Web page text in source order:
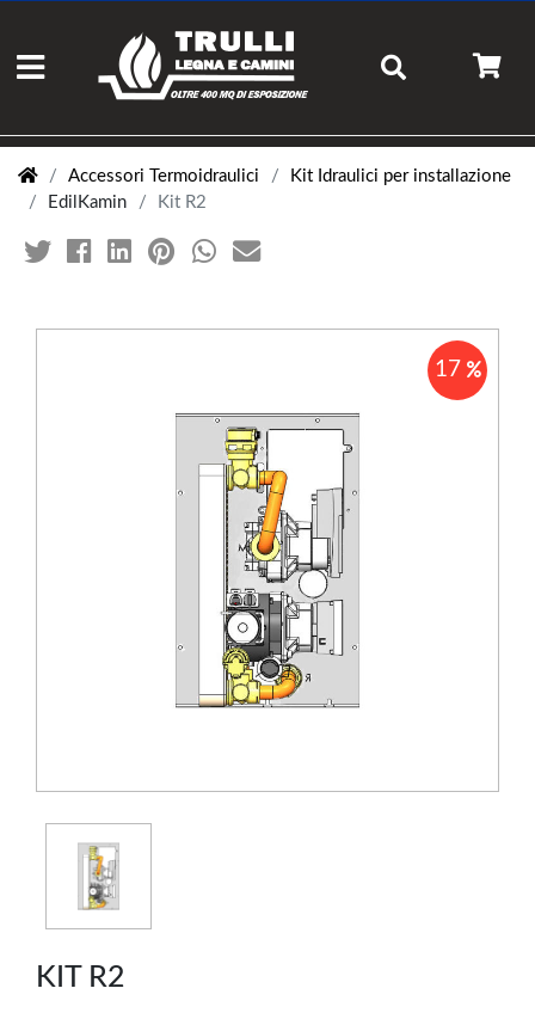
Accessori Termoidraulici
Kit Idraulici per installazione
EdilKamin
Kit R2
17
KIT R2